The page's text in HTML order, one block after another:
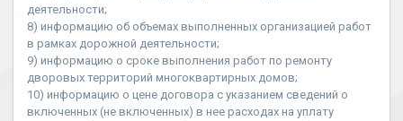
деятельности;
8) информацию об объемах выполненных организацией работ
в рамках дорожной деятельности;
9) информацию о сроке выполнения работ по ремонту
дворовых территорий многоквартирных домов;
10) информацию о цене договора с указанием сведений о
включенных (не включенных) в нее расходах на уплату